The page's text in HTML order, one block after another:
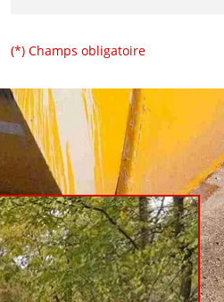
(*) Champs obligatoire